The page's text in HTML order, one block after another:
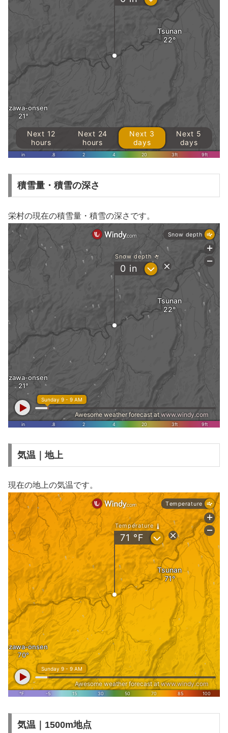
積雪量・積雪の深さ
栄村の現在の積雪量・積雪の深さです。
気温｜地上
現在の地上の気温です。
気温｜1500m地点